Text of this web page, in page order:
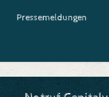
Pressemeldungen